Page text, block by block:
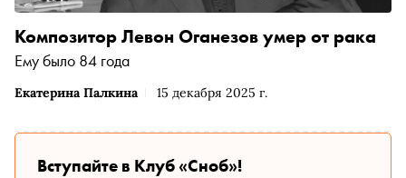
Екатерина Палкина 15 декабря 2025 г.
Композитор Левон Оганезов умер от рака
Ему было 84 года
Вступайте в Клуб «Сноб»!